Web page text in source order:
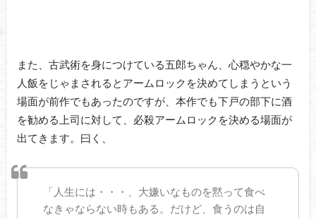
また、古武術を身につけている五郎ちゃん、心穏やかな一
人飯をじゃまされるとアームロックを決めてしまうという
場面が前作でもあったのですが、本作でも下戸の部下に酒
を勧める上司に対して、必殺アームロックを決める場面が
出てきます。曰く、
「人生には・・・、大嫌いなものを黙って食べ
なきゃならない時もある。だけど、食うのは自